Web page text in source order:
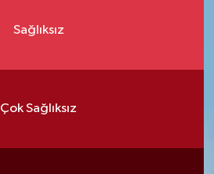
Sağlıksız
Çok Sağlıksız